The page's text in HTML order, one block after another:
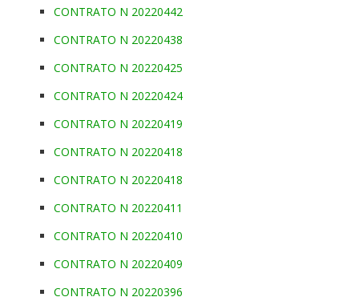
CONTRATO N 20220442
CONTRATO N 20220438
CONTRATO N 20220425
CONTRATO N 20220424
CONTRATO N 20220419
CONTRATO N 20220418
CONTRATO N 20220418
CONTRATO N 20220411
CONTRATO N 20220410
CONTRATO N 20220409
CONTRATO N 20220396